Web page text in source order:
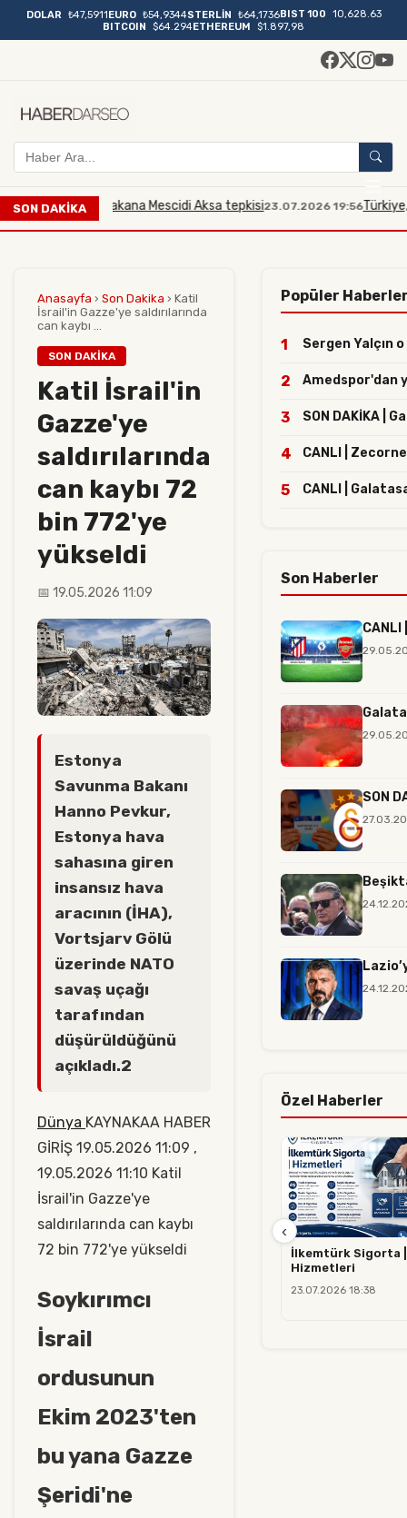
DOLAR ₺47,5911EURO ₺54,9344STERLİN ₺64,1736BIST 100
10,628.63
BITCOIN
$64.294ETHEREUM $1.897,98
SON DAKİKA
İsrailli bakana Mescidi Aksa tepkisi23.07.2026 19:56Türkiye, İsrailli
Anasayfa › Son Dakika › Katil
İsrail'in Gazze'ye saldırılarında
can kaybı ...
SON DAKIKA
Katil İsrail'in
Gazze'ye
saldırılarında
can kaybı 72
bin 772'ye
yükseldi
📅 19.05.2026 11:09
Estonya
Savunma Bakanı
Hanno Pevkur,
Estonya hava
sahasına giren
insansız hava
aracının (İHA),
Vortsjarv Gölü
üzerinde NATO
savaş uçağı
tarafından
düşürüldüğünü
açıkladı.2
Dünya KAYNAKAA HABER
GİRİŞ 19.05.2026 11:09 ,
19.05.2026 11:10 Katil
İsrail'in Gazze'ye
saldırılarında can kaybı
72 bin 772'ye yükseldi
Soykırımcı
İsrail
ordusunun
Ekim 2023'ten
bu yana Gazze
Şeridi'ne
Popüler
1 Sergen Yalçın
2 Amedspor'dan
3 SON DAKİKA |
4 CANLI |
5 CANLI |
Son Haberler
SON
Özel Haberler
İlkemtürk Sigorta |
Hizmetleri
23.07.2026 18:38
‹